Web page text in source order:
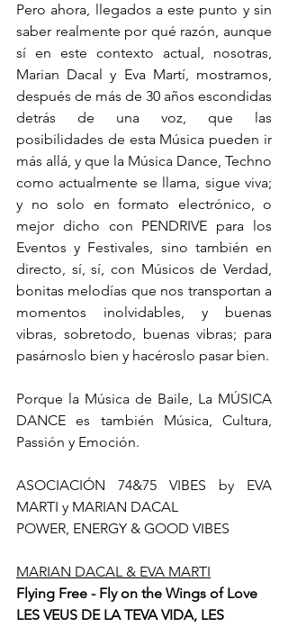
Pero ahora, llegados a este punto y sin
saber realmente por qué razón, aunque
sí en este contexto actual, nosotras,
Marian Dacal y Eva Martí, mostramos,
después de más de 30 años escondidas
detrás de una voz, que las
posibilidades de esta Música pueden ir
más allá, y que la Música Dance, Techno
como actualmente se llama, sigue viva;
y no solo en formato electrónico, o
mejor dicho con PENDRIVE para los
Eventos y Festivales, sino también en
directo, sí, sí, con Músicos de Verdad,
bonitas melodías que nos transportan a
momentos inolvidables, y buenas
vibras, sobretodo, buenas vibras; para
pasárnoslo bien y hacéroslo pasar bien.
Porque la Música de Baile, La MÚSICA
DANCE es también Música, Cultura,
Passión y Emoción.
ASOCIACIÓN 74&75 VIBES by EVA
MARTI y MARIAN DACAL
POWER, ENERGY & GOOD VIBES
MARIAN DACAL & EVA MARTI
Flying Free - Fly on the Wings of Love
LES VEUS DE LA TEVA VIDA, LES